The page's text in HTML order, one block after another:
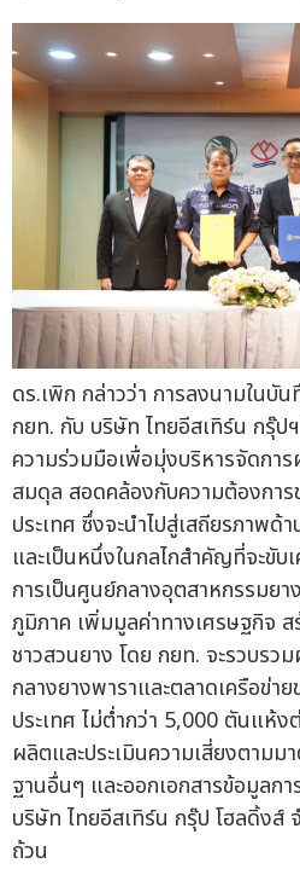
ดร.เพิก กล่าวว่า การลงนามในบัน
กยท. กับ บริษัท ไทยอีสเทิร์น กรุ๊ป
ความร่วมมือเพื่อมุ่งบริหารจัดกา
สมดุล สอดคล้องกับความต้องการ
ประเทศ ซึ่งจะนำไปสู่เสถียรภาพด้า
และเป็นหนึ่งในกลไกสำคัญที่จะขับ
การเป็นศูนย์กลางอุตสาหกรรมย
ภูมิภาค เพิ่มมูลค่าทางเศรษฐกิจ ส
ชาวสวนยาง โดย กยท. จะรวบร
กลางยางพาราและตลาดเครือข่า
ประเทศ ไม่ต่ำกว่า 5,000 ตันแห้
ผลิตและประเมินความเสี่ยงตามม
ฐานอื่นๆ และออกเอกสารข้อมูลก
บริษัท ไทยอีสเทิร์น กรุ๊ป โฮลดิ้งส์
ถ้วน